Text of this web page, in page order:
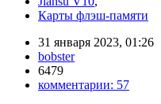
Карты флэш-памяти
31 января 2023, 01:26
bobster
6479
комментарии: 57